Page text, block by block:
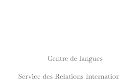
Centre de langues
Service des Relations